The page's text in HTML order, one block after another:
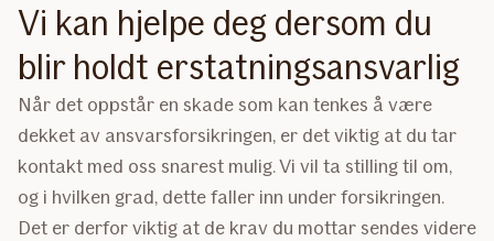
Vi kan hjelpe deg dersom du
blir holdt erstatningsansvarlig
Når det oppstår en skade som kan tenkes å være
dekket av ansvarsforsikringen, er det viktig at du tar
kontakt med oss snarest mulig. Vi vil ta stilling til om,
og i hvilken grad, dette faller inn under forsikringen.
Det er derfor viktig at de krav du mottar sendes videre